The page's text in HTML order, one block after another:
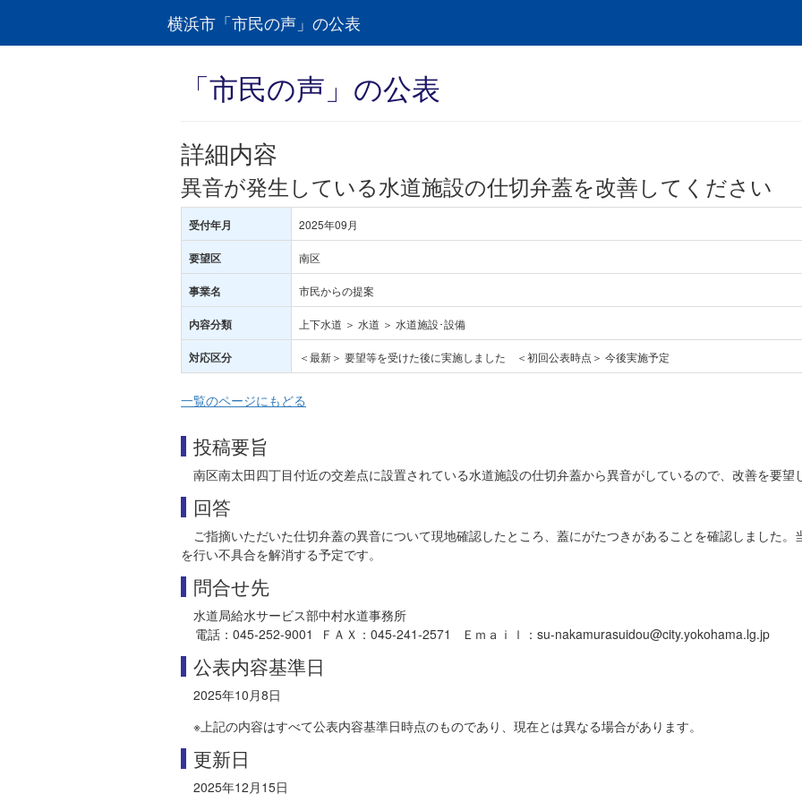
横浜市「市民の声」の公表
「市民の声」の公表
詳細内容
異音が発生している水道施設の仕切弁蓋を改善してください
受付年月 2025年09月
要望区 南区
事業名 市民からの提案
内容分類 上下水道 ＞ 水道 ＞ 水道施設･設備
対応区分 ＜最新＞ 要望等を受けた後に実施しました ＜初回公表時点＞ 今後実施予定
一覧のページにもどる
投稿要旨
南区南太田四丁目付近の交差点に設置されている水道施設の仕切弁蓋から異音がしているので、改善を要望
回答
ご指摘いただいた仕切弁蓋の異音について現地確認したところ、蓋にがたつきがあることを確認しました
を行い不具合を解消する予定です。
問合せ先
水道局給水サービス部中村水道事務所
電話：045-252-9001 ＦＡＸ：045-241-2571 Ｅｍａｉｌ：su-nakamurasuidou@city.yokohama.lg.jp
公表内容基準日
2025年10月8日
※上記の内容はすべて公表内容基準日時点のものであり、現在とは異なる場合があります。
更新日
2025年12月15日